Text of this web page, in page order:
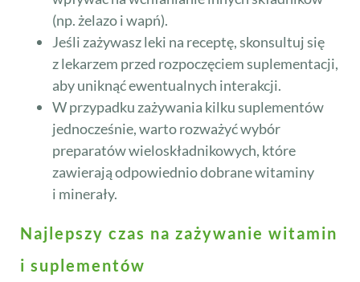
(np. żelazo i wapń).
Jeśli zażywasz leki na receptę, skonsultuj się
z lekarzem przed rozpoczęciem suplementacji,
aby uniknąć ewentualnych interakcji.
W przypadku zażywania kilku suplementów
jednocześnie, warto rozważyć wybór
preparatów wieloskładnikowych, które
zawierają odpowiednio dobrane witaminy
i minerały.
Najlepszy czas na zażywanie witamin
i suplementów